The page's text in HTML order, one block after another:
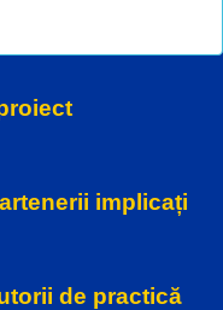
implicați
de practică